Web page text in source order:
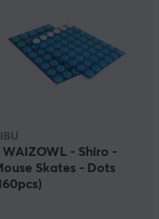
WAIZOWL - Shiro -
Skates - Dots